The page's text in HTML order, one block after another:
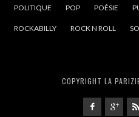
POLITIQUE POP POÉSIE
ROCKABILLY ROCK N ROLL
COPYRIGHT LA